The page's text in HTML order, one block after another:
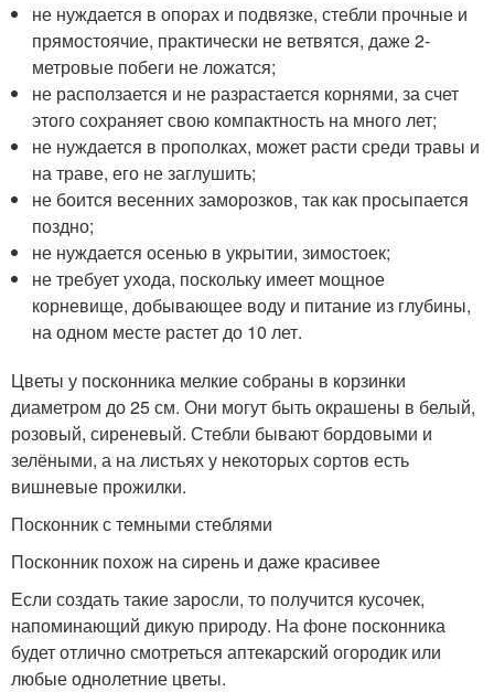
не нуждается в опорах и подвязке, стебли прочные и
прямостоячие, практически не ветвятся, даже 2-
метровые побеги не ложатся;
не расползается и не разрастается корнями, за счет
этого сохраняет свою компактность на много лет;
не нуждается в прополках, может расти среди травы и
на траве, его не заглушить;
не боится весенних заморозков, так как просыпается
поздно;
не нуждается осенью в укрытии, зимостоек;
не требует ухода, поскольку имеет мощное
корневище, добывающее воду и питание из глубины,
на одном месте растет до 10 лет.
Цветы у посконника мелкие собраны в корзинки
диаметром до 25 см. Они могут быть окрашены в белый,
розовый, сиреневый. Стебли бывают бордовыми и
зелёными, а на листьях у некоторых сортов есть
вишневые прожилки.
Посконник с темными стеблями
Посконник похож на сирень и даже красивее
Если создать такие заросли, то получится кусочек,
напоминающий дикую природу. На фоне посконника
будет отлично смотреться аптекарский огородик или
любые однолетние цветы.